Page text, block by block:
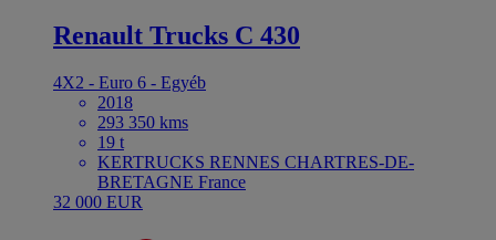
Renault Trucks C 430
4X2 - Euro 6 - Egyéb
2018
293 350 kms
19 t
KERTRUCKS RENNES CHARTRES-DE-
BRETAGNE France
32 000 EUR